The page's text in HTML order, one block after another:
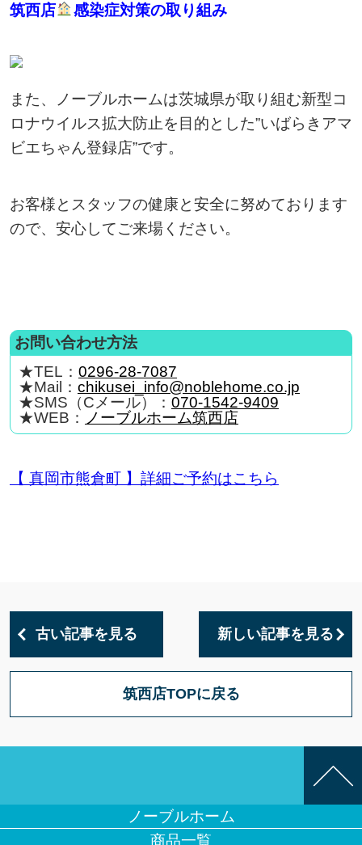
筑西店 感染症対策の取り組み
また、ノーブルホームは茨城県が取り組む新型コ
ロナウイルス拡大防止を目的とした”いばらきアマ
ビエちゃん登録店”です。
お客様とスタッフの健康と安全に努めております
ので、安心してご来場ください。
お問い合わせ方法
★TEL： 0296-28-7087
★Mail： chikusei_info@noblehome.co.jp
★SMS（Cメール）： 070-1542-9409
★WEB：
ノーブルホーム筑西店
【 真岡市熊倉町 】詳細ご予約はこちら
古い記事を見る 新しい記事を見る
筑西店TOPに戻る
ノーブルホーム
商品一覧